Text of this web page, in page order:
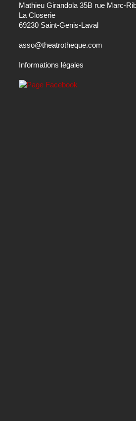
Mathieu Girandola 35B rue Marc-
La Closerie
69230 Saint-Genis-Laval
asso@theatrotheque.com
Informations légales